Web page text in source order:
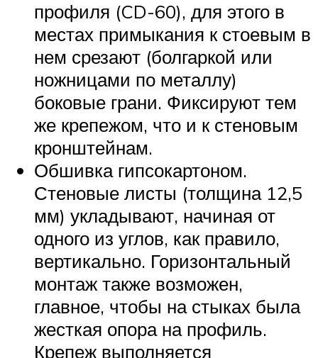
профиля (CD-60), для этого в
местах примыкания к стоевым в
нем срезают (болгаркой или
ножницами по металлу)
боковые грани. Фиксируют тем
же крепежом, что и к стеновым
кронштейнам.
Обшивка гипсокартоном.
Стеновые листы (толщина 12,5
мм) укладывают, начиная от
одного из углов, как правило,
вертикально. Горизонтальный
монтаж также возможен,
главное, чтобы на стыках была
жесткая опора на профиль.
Крепеж выполняется